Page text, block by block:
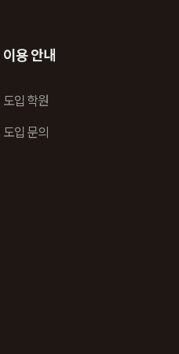
이용 안내
도입 학원
도입 문의